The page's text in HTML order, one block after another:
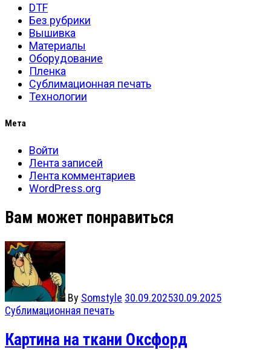
DTF
Без рубрики
Вышивка
Материалы
Оборудование
Пленка
Сублимационная печать
Технологии
Мета
Войти
Лента записей
Лента комментариев
WordPress.org
Вам может понравиться
By Somstyle 30.09.202530.09.2025
Сублимационная печать
Картина на ткани Оксфорд